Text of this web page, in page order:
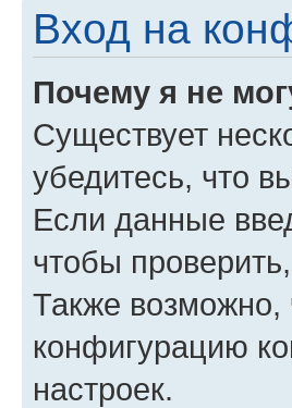
Вход на
Почему я не
Существует
убедитесь, что
Если данные
чтобы
Также возможно,
конфигурацию
настроек.